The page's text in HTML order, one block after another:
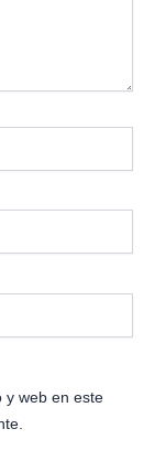
y web en este